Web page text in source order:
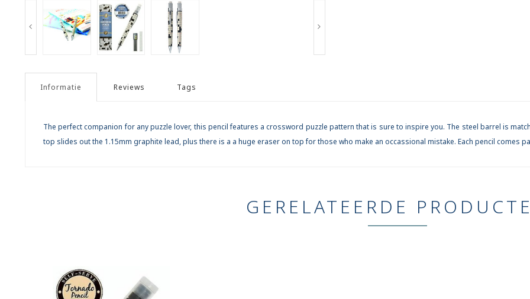
Informatie Reviews Tags
The perfect companion for any puzzle lover, this pencil features a crossword puzzle pattern that is sure to inspire you. The steel barrel is
top slides out the 1.15mm graphite lead, plus there is a a huge eraser on top for those who make an occassional mistake. Each pencil comes
GERELATEERDE